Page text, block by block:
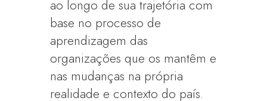
ao longo de sua trajetória com
base no processo de
aprendizagem das
organizações que os mantêm e
nas mudanças na própria
realidade e contexto do país.